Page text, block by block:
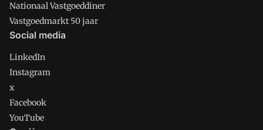
Nationaal Vastgoeddiner
Vastgoedmarkt 50 jaar
Social media
LinkedIn
Instagram
x
Facebook
YouTube